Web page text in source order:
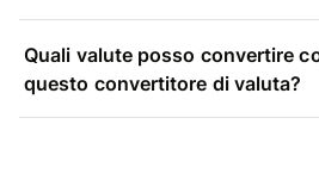
Quali valute posso convertire
questo convertitore di valuta?